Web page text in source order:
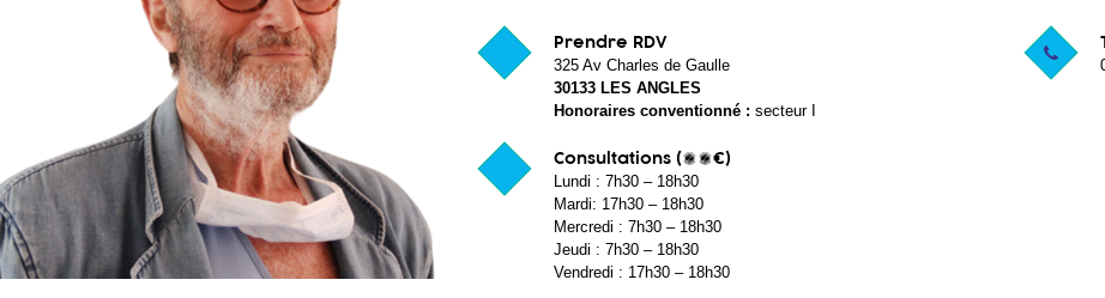
Prendre RDV
325 Av Charles de Gaulle
30133 LES ANGLES
Honoraires conventionné : secteur I
Consultations (50€)
Lundi : 7h30 – 18h30
Mardi: 17h30 – 18h30
Mercredi : 7h30 – 18h30
Jeudi : 7h30 – 18h30
Vendredi : 17h30 – 18h30